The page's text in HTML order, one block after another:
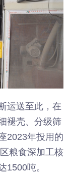
运送至此，在
褪壳、分级筛
2023年投用的
粮食深加工核
1500吨。